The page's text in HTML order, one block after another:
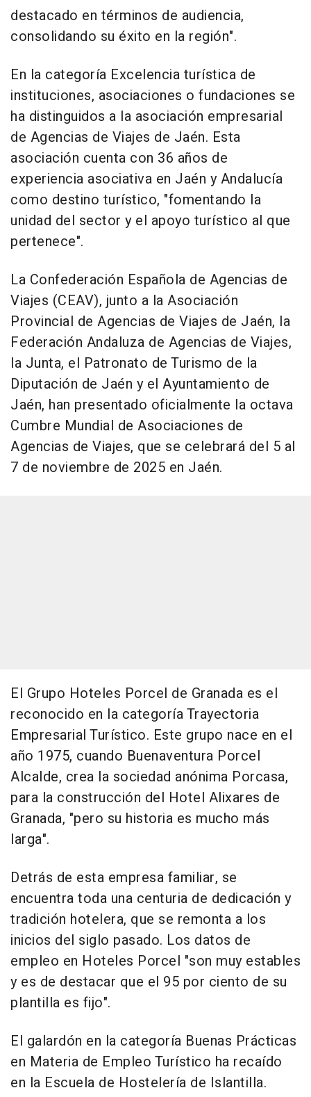
destacado en términos de audiencia,
consolidando su éxito en la región".
En la categoría Excelencia turística de
instituciones, asociaciones o fundaciones se
ha distinguidos a la asociación empresarial
de Agencias de Viajes de Jaén. Esta
asociación cuenta con 36 años de
experiencia asociativa en Jaén y Andalucía
como destino turístico, "fomentando la
unidad del sector y el apoyo turístico al que
pertenece".
La Confederación Española de Agencias de
Viajes (CEAV), junto a la Asociación
Provincial de Agencias de Viajes de Jaén, la
Federación Andaluza de Agencias de Viajes,
la Junta, el Patronato de Turismo de la
Diputación de Jaén y el Ayuntamiento de
Jaén, han presentado oficialmente la octava
Cumbre Mundial de Asociaciones de
Agencias de Viajes, que se celebrará del 5 al
7 de noviembre de 2025 en Jaén.
El Grupo Hoteles Porcel de Granada es el
reconocido en la categoría Trayectoria
Empresarial Turístico. Este grupo nace en el
año 1975, cuando Buenaventura Porcel
Alcalde, crea la sociedad anónima Porcasa,
para la construcción del Hotel Alixares de
Granada, "pero su historia es mucho más
larga".
Detrás de esta empresa familiar, se
encuentra toda una centuria de dedicación y
tradición hotelera, que se remonta a los
inicios del siglo pasado. Los datos de
empleo en Hoteles Porcel "son muy estables
y es de destacar que el 95 por ciento de su
plantilla es fijo".
El galardón en la categoría Buenas Prácticas
en Materia de Empleo Turístico ha recaído
en la Escuela de Hostelería de Islantilla.